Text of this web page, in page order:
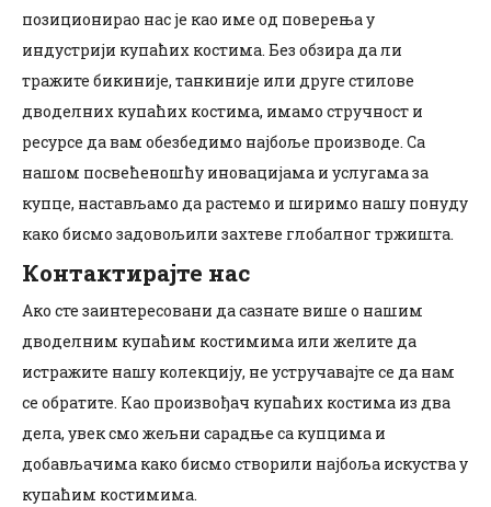
позиционирао нас је као име од поверења у
индустрији купаћих костима. Без обзира да ли
тражите бикиније, танкиније или друге стилове
дводелних купаћих костима, имамо стручност и
ресурсе да вам обезбедимо најбоље производе. Са
нашом посвећеношћу иновацијама и услугама за
купце, настављамо да растемо и ширимо нашу понуду
како бисмо задовољили захтеве глобалног тржишта.
Контактирајте нас
Ако сте заинтересовани да сазнате више о нашим
дводелним купаћим костимима или желите да
истражите нашу колекцију, не устручавајте се да нам
се обратите. Као произвођач купаћих костима из два
дела, увек смо жељни сарадње са купцима и
добављачима како бисмо створили најбоља искуства у
купаћим костимима.